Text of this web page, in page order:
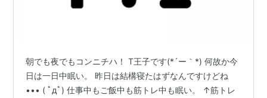
朝でも夜でもコンニチハ！ T王子です(*´ー｀*) 何故か今
日は一日中眠い。 昨日は結構寝たはずなんですけどね
••• ( ﾟдﾟ) 仕事中もご飯中も筋トレ中も眠い。 ↑筋トレ